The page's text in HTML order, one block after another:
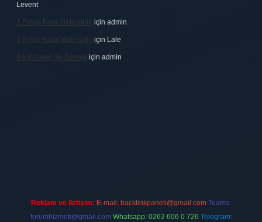
Levent
2 Belge Nasıl Birleştirilir için admin
2 Belge Nasıl Birleştirilir için Lale
Baskın Alel Ne Demek için admin
Reklam ve İletişim: E-mail: backlinkpaneli@gmail.com Teams:
forumhizmeti@gmail.com Whatsapp: 0262 606 0 726 Telegram: